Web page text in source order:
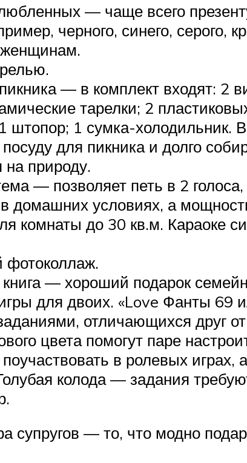
— чаще всего
черного, синего, серого,
— в комплект входят: 2
тарелки; 2
штопор; 1 сумка-холодильник.
для пикника и долго
на природу.
— позволяет петь в 2
домашних условиях, а
комнаты до 30 кв.м. Караоке
фотоколлаж.
— хороший подарок
для двоих. «Love Фанты 69
отличающихся друг
цвета помогут паре
в ролевых играх,
колода — задания
супругов — то, что модно